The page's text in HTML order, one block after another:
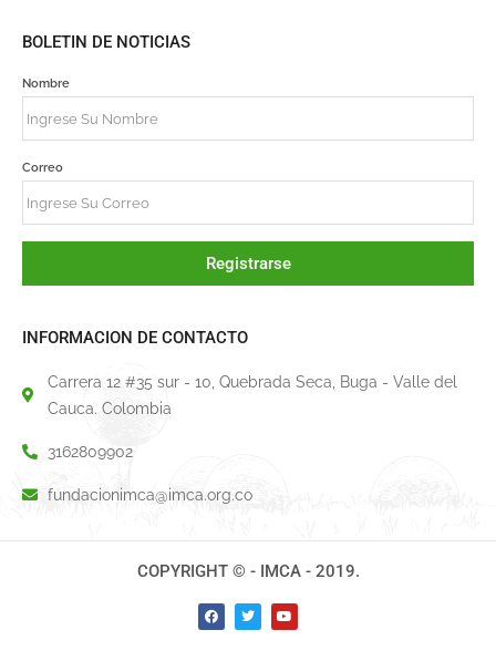
BOLETIN DE NOTICIAS
Nombre
Correo
Registrarse
INFORMACION DE CONTACTO
Carrera 12 #35 sur - 10, Quebrada Seca, Buga - Valle del
Cauca. Colombia
3162809902
fundacionimca@imca.org.co
COPYRIGHT © - IMCA - 2019.